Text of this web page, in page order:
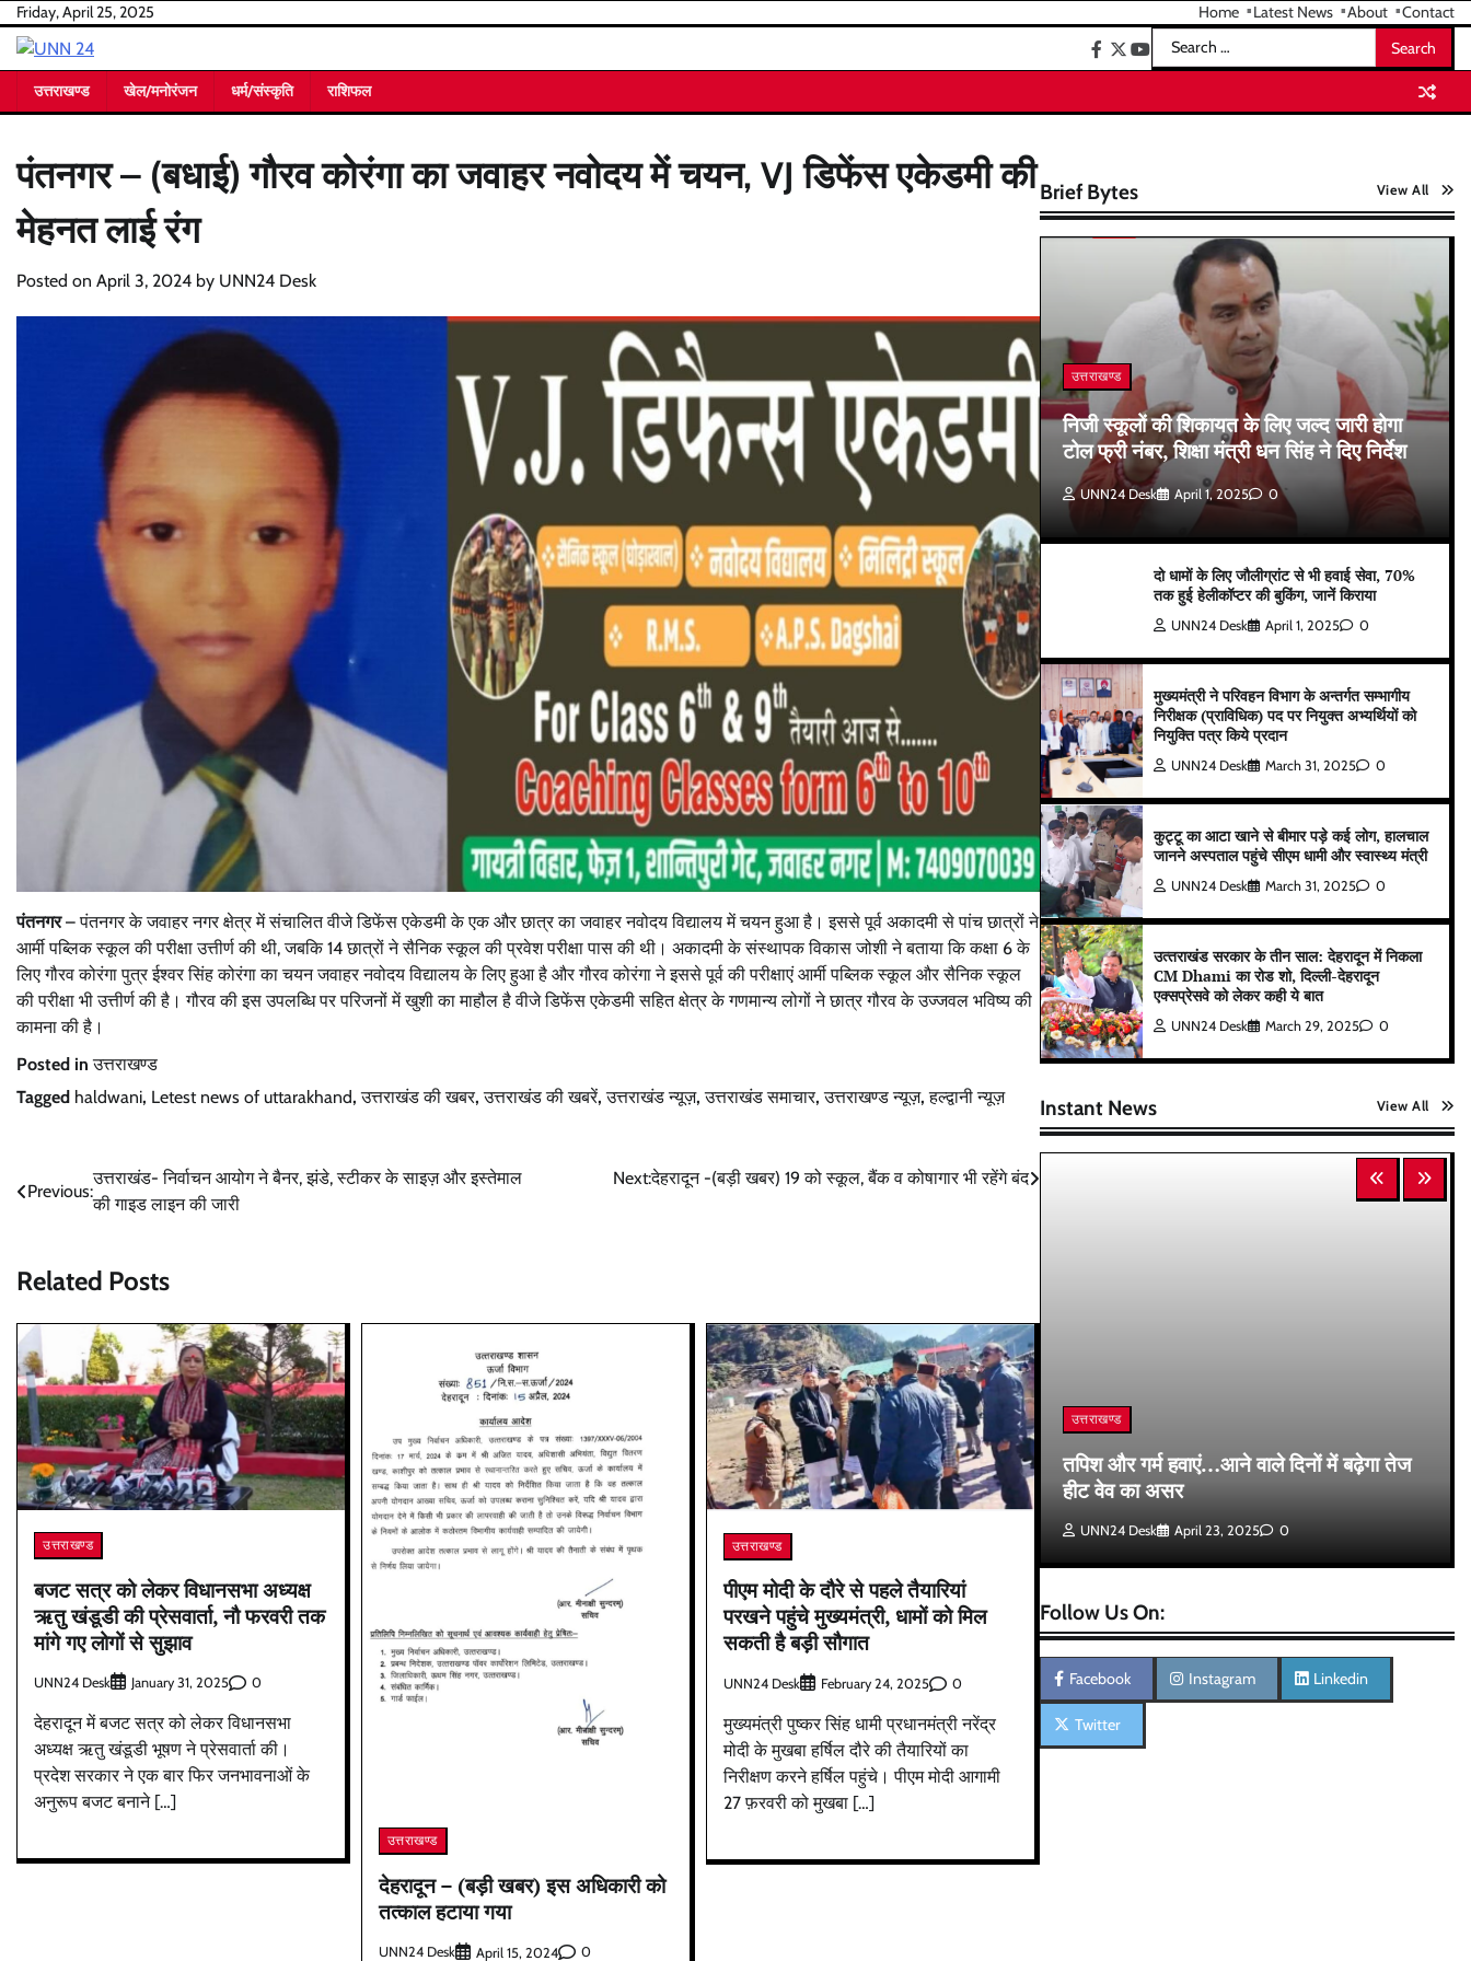
Skip
content
Friday, April 25, 2025 Home Latest News About Contact
facebook
twitteryoutube
Search
for:
उत्तराखण्ड खेल/मनोरंजन धर्म/संस्कृति राशिफल
पंतनगर – (बधाई) गौरव कोरंगा का जवाहर नवोदय में चयन, VJ डिफेंस एकेडमी की
मेहनत लाई रंग
Posted on April 3, 2024 by UNN24 Desk
पंतनगर– पंतनगर के जवाहर नगर क्षेत्र में संचालित वीजे डिफेंस एकेडमी के एक और छात्र का जवाहर नवोदय विद्यालय में चयन हुआ है। इससे पूर्व अकादमी से पांच छात्रों ने
आर्मी पब्लिक स्कूल की परीक्षा उत्तीर्ण की थी, जबकि 14 छात्रों ने सैनिक स्कूल की प्रवेश परीक्षा पास की थी। अकादमी के संस्थापक विकास जोशी ने बताया कि कक्षा 6 के
लिए गौरव कोरंगा पुत्र ईश्वर सिंह कोरंगा का चयन जवाहर नवोदय विद्यालय के लिए हुआ है और गौरव कोरंगा ने इससे पूर्व की परीक्षाएं आर्मी पब्लिक स्कूल और सैनिक स्कूल
की परीक्षा भी उत्तीर्ण की है। गौरव की इस उपलब्धि पर परिजनों में खुशी का माहौल है वीजे डिफेंस एकेडमी सहित क्षेत्र के गणमान्य लोगों ने छात्र गौरव के उज्जवल भविष्य की
कामना की है।
Posted inउत्तराखण्ड
Tagged haldwani, Letest news of uttarakhand,उत्तराखंड की खबर,उत्तराखंड की खबरें,उत्तराखंड न्यूज़,उत्तराखंड समाचार,उत्तराखण्ड न्यूज़,हल्द्वानी न्यूज़
Post
navigation
Previous:
उत्तराखंड- निर्वाचन आयोग ने बैनर, झंडे, स्टीकर के साइज़ और इस्तेमाल
की गाइड लाइन की जारी
Next:देहरादून -(बड़ी खबर) 19 को स्कूल, बैंक व कोषागार भी रहेंगे बंद
Related Posts
उत्तराखण्ड
बजट सत्र को लेकर विधानसभा अध्यक्ष
ऋतु खंडूडी की प्रेसवार्ता, नौ फरवरी तक
मांगे गए लोगों से सुझाव
UNN24 Desk January 31, 2025 0
देहरादून में बजट सत्र को लेकर विधानसभा
अध्यक्ष ऋतु खंडूडी भूषण ने प्रेसवार्ता की।
प्रदेश सरकार ने एक बार फिर जनभावनाओं के
अनुरूप बजट बनाने […]
उत्तराखण्ड
देहरादून – (बड़ी खबर) इस अधिकारी को
तत्काल हटाया गया
UNN24 Desk April 15, 2024 0
उत्तराखण्ड
पीएम मोदी के दौरे से पहले तैयारियां
परखने पहुंचे मुख्यमंत्री, धामों को मिल
सकती है बड़ी सौगात
UNN24 Desk February 24, 2025 0
मुख्यमंत्री पुष्कर सिंह धामी प्रधानमंत्री नरेंद्र
मोदी के मुखबा हर्षिल दौरे की तैयारियों का
निरीक्षण करने हर्षिल पहुंचे। पीएम मोदी आगामी
27 फ़रवरी को मुखबा […]
Brief Bytes View All
उत्तराखण्ड
निजी स्कूलों की शिकायत के लिए जल्द जारी होगा
टोल फ्री नंबर, शिक्षा मंत्री धन सिंह ने दिए निर्देश
UNN24 Desk April 1, 2025 0
दो धामों के लिए जौलीग्रांट से भी हवाई सेवा, 70%
तक हुई हेलीकॉप्टर की बुकिंग, जानें किराया
UNN24 Desk April 1, 2025 0
मुख्यमंत्री ने परिवहन विभाग के अन्तर्गत सम्भागीय
निरीक्षक (प्राविधिक) पद पर नियुक्त अभ्यर्थियों को
नियुक्ति पत्र किये प्रदान
UNN24 Desk March 31, 2025 0
कुट्टू का आटा खाने से बीमार पड़े कई लोग, हालचाल
जानने अस्पताल पहुंचे सीएम धामी और स्वास्थ्य मंत्री
UNN24 Desk March 31, 2025 0
उत्‍तराखंड सरकार के तीन साल: देहरादून में निकला
CM Dhami का रोड शो, दिल्ली-देहरादून
एक्सप्रेसवे को लेकर कही ये बात
UNN24 Desk March 29, 2025 0
Instant News View All
उत्तराखण्ड
मसूरी में बारिश के आसार, पहाड़ों में येलो अलर्ट जारी
April 16, 2025
उत्तराखण्ड
तपिश और गर्म हवाएं…आने वाले दिनों में बढ़ेगा तेज
हीट वेव का असर
UNN24 Desk April 23, 2025 0
Follow Us On:
Facebook Instagram Linkedin
Twitter